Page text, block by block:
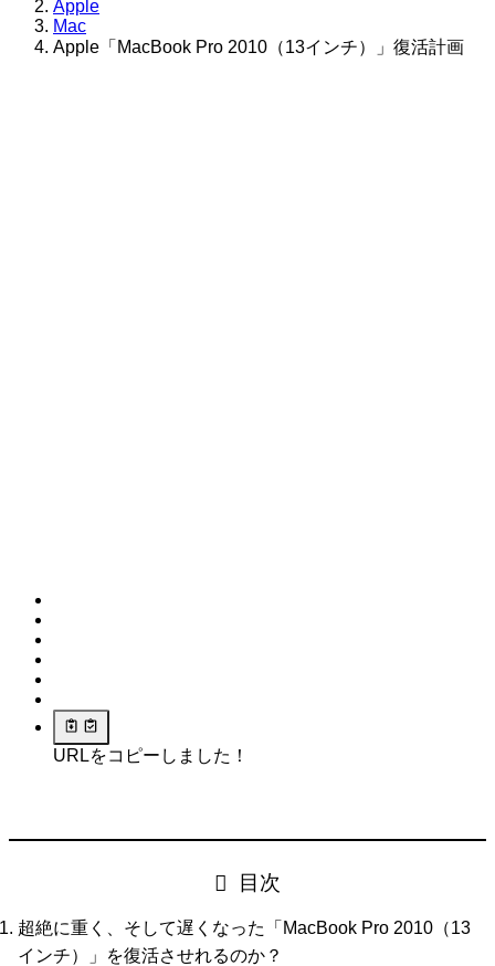
Apple
Mac
Apple「MacBook Pro 2010（13インチ）」復活計画
URLをコピーしました！
目次
超絶に重く、そして遅くなった「MacBook Pro 2010（13
インチ）」を復活させれるのか？